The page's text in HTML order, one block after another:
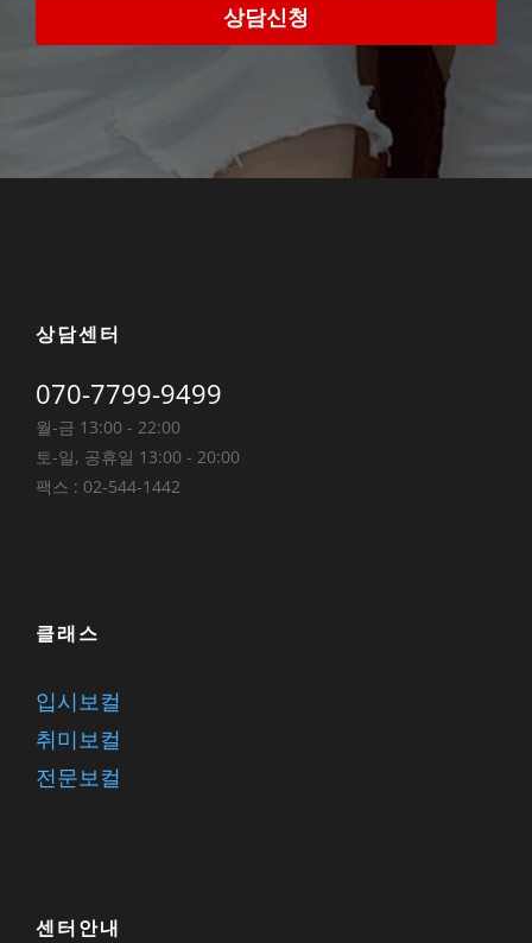
상담신청
상담센터
070-7799-9499
월-금 13:00 - 22:00
토-일, 공휴일 13:00 - 20:00
팩스 : 02-544-1442
클래스
입시보컬
취미보컬
전문보컬
센터안내